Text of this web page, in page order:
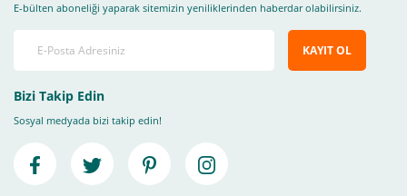
E-bülten aboneliği yaparak sitemizin yeniliklerinden haberdar olabilirsiniz.
KAYIT OL
Bizi Takip Edin
Sosyal medyada bizi takip edin!